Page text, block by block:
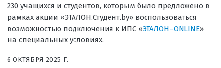
230 учащихся и студентов, которым было предложено в
рамках акции «ЭТАЛОН.Студент.by» воспользоваться
возможностью подключения к ИПС «ЭТАЛОН–ONLINE»
на специальных условиях.
6 ОКТЯБРЯ 2025 Г.